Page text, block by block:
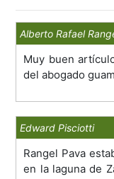
Alberto Rafael
Muy buen
del abogado
Edward Pisciotti
Rangel Pava
en la laguna de